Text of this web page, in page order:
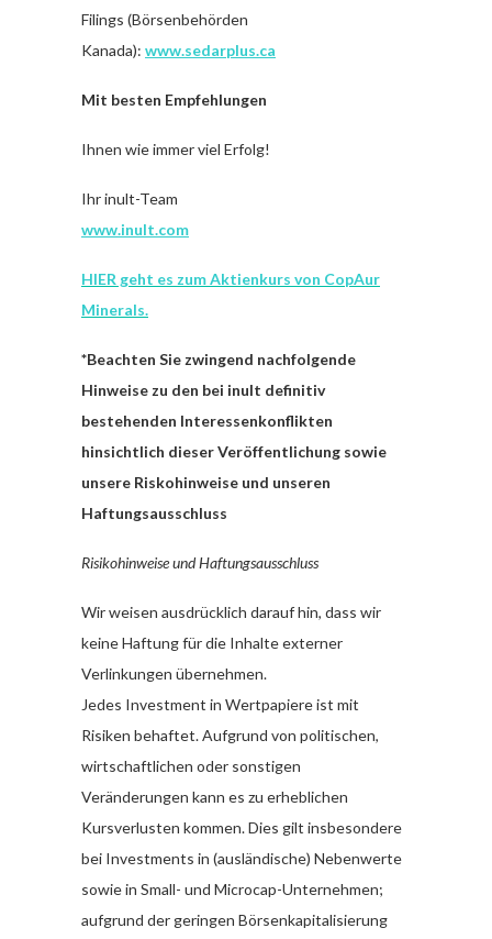
Filings (Börsenbehörden
Kanada): www.sedarplus.ca
Mit besten Empfehlungen
Ihnen wie immer viel Erfolg!
Ihr inult-Team
www.inult.com
HIER geht es zum Aktienkurs von CopAur
Minerals.
*Beachten Sie zwingend nachfolgende
Hinweise zu den bei inult definitiv
bestehenden Interessenkonflikten
hinsichtlich dieser Veröffentlichung sowie
unsere Riskohinweise und unseren
Haftungsausschluss
Risikohinweise und Haftungsausschluss
Wir weisen ausdrücklich darauf hin, dass wir
keine Haftung für die Inhalte externer
Verlinkungen übernehmen.
Jedes Investment in Wertpapiere ist mit
Risiken behaftet. Aufgrund von politischen,
wirtschaftlichen oder sonstigen
Veränderungen kann es zu erheblichen
Kursverlusten kommen. Dies gilt insbesondere
bei Investments in (ausländische) Nebenwerte
sowie in Small- und Microcap-Unternehmen;
aufgrund der geringen Börsenkapitalisierung